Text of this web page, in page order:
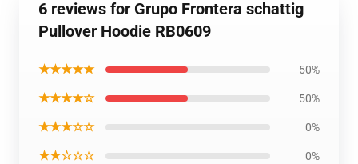
6 reviews for Grupo Frontera schattig
Pullover Hoodie RB0609
★★★★★ 50%
★★★★☆ 50%
★★★☆☆ 0%
★★☆☆☆ 0%